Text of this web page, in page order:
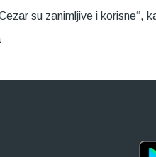
su zanimljive i